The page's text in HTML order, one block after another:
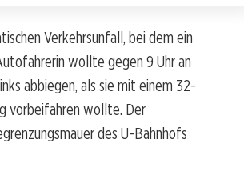
Verkehrsunfall, bei dem ein
wollte gegen 9 Uhr an
abbiegen, als sie mit einem 32-
vorbeifahren wollte. Der
des U-Bahnhofs